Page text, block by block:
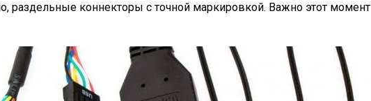
раздельные коннекторы с точной маркировкой. Важно этот момент